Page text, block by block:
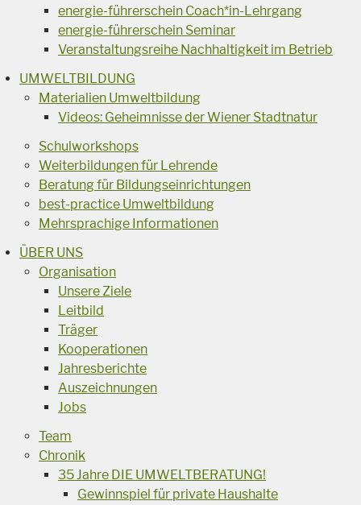
energie-führerschein Coach*in-Lehrgang
energie-führerschein Seminar
Veranstaltungsreihe Nachhaltigkeit im Betrieb
UMWELTBILDUNG
Materialien Umweltbildung
Videos: Geheimnisse der Wiener Stadtnatur
Schulworkshops
Weiterbildungen für Lehrende
Beratung für Bildungseinrichtungen
best-practice Umweltbildung
Mehrsprachige Informationen
ÜBER UNS
Organisation
Unsere Ziele
Leitbild
Träger
Kooperationen
Jahresberichte
Auszeichnungen
Jobs
Team
Chronik
35 Jahre DIE UMWELTBERATUNG!
Gewinnspiel für private Haushalte